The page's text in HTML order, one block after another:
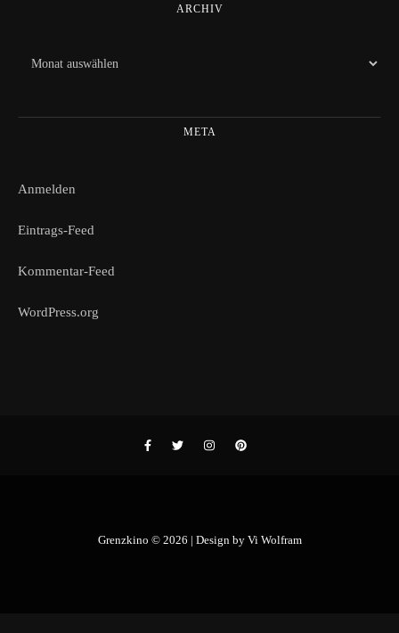
ARCHIV
Archiv
META
Anmelden
Eintrags-Feed
Kommentar-Feed
WordPress.org
Grenzkino © 2026 | Design by Vi Wolfram